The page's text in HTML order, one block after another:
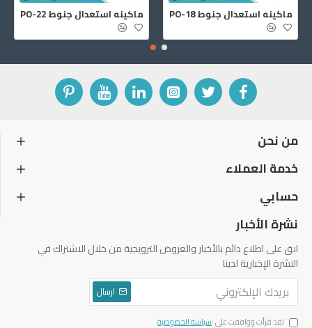
ماكينه استعدال جنوط PO-18 ماكينه استعدال جنوط PO-22
من نحن
خدمة العملاء
حسابي
نشرة الأخبار
ابق على اطلاع دائم بالأخبار والعروض الترويجية من خلال الاشتراك في
النشرة الإخبارية لدينا
ارسال
لقد قرأت ووافقت على سياسة الخصوصية